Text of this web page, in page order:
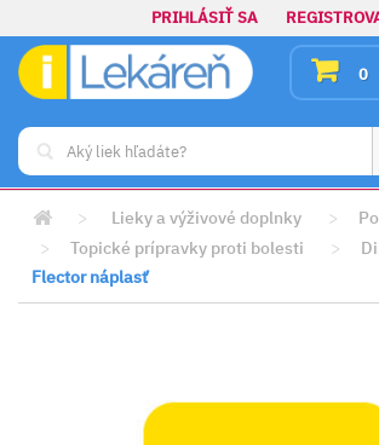
PRIHLÁSIŤ SA
0
> Lieky a výživové doplnky >
>
Topické prípravky proti bolesti >
Flector náplasť